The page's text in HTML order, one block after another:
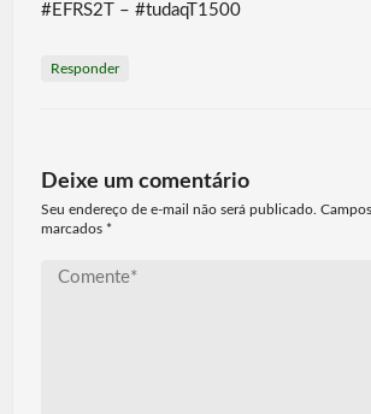
#EFRS2T – #tudaqT1500
Responder
Deixe um comentário
Seu endereço de e-mail não será publicado.
marcados *
Comente*